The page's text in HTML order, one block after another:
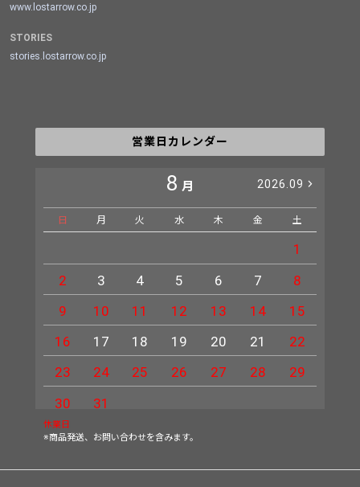
www.lostarrow.co.jp
STORIES
stories.lostarrow.co.jp
営業日カレンダー
8 月 2026.09
日 月 火 水 木 金 土
1
2
3 4 5 6 7
8
9
10 11 12 13 14
15
16
17 18 19 20 21
22
23
24 25 26 27 28
29
30
31
休業日
※商品発送、お問い合わせを含みます。